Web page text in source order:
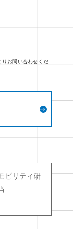
りお問い合わせくだ
ビリティ研